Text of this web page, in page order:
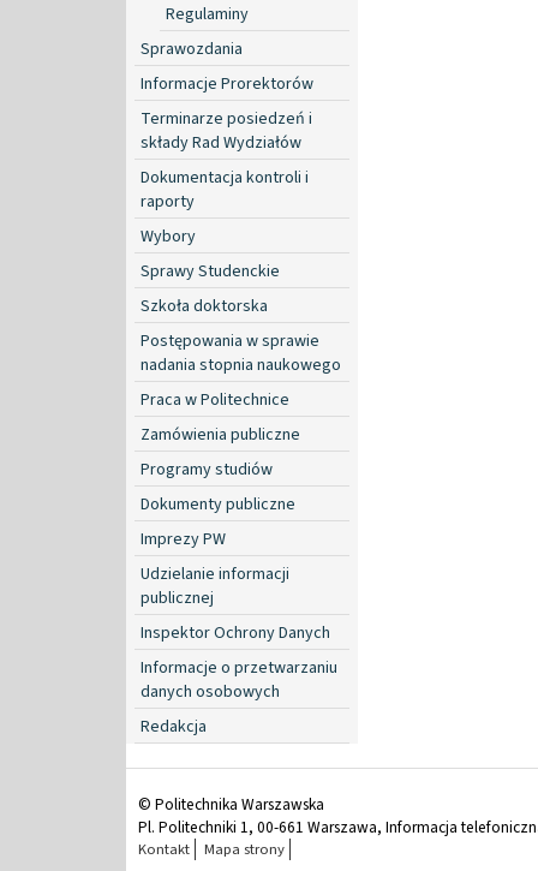
Regulaminy
Sprawozdania
Informacje Prorektorów
Terminarze posiedzeń i
składy Rad Wydziałów
Dokumentacja kontroli i
raporty
Wybory
Sprawy Studenckie
Szkoła doktorska
Postępowania w sprawie
nadania stopnia naukowego
Praca w Politechnice
Zamówienia publiczne
Programy studiów
Dokumenty publiczne
Imprezy PW
Udzielanie informacji
publicznej
Inspektor Ochrony Danych
Informacje o przetwarzaniu
danych osobowych
Redakcja
© Politechnika Warszawska
Pl. Politechniki 1, 00-661 Warszawa, Informacja
Kontakt Mapa strony